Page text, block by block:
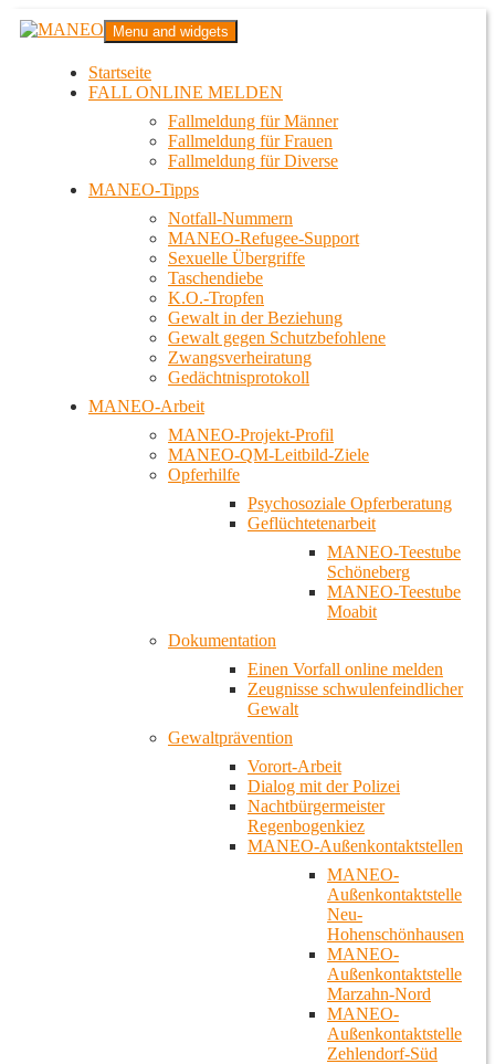
Zum
InhaltMANEO
Das schwule Anti-Gewalt-Projekt in Berlin
Menu and widgets
Startseite
FALL ONLINE MELDEN
Fallmeldung für Männer
Fallmeldung für Frauen
Fallmeldung für Diverse
MANEO-Tipps
Notfall-Nummern
MANEO-Refugee-Support
Sexuelle Übergriffe
Taschendiebe
K.O.-Tropfen
Gewalt in der Beziehung
Gewalt gegen Schutzbefohlene
Zwangsverheiratung
Gedächtnisprotokoll
MANEO-Arbeit
MANEO-Projekt-Profil
MANEO-QM-Leitbild-Ziele
Opferhilfe
Psychosoziale Opferberatung
Geflüchtetenarbeit
MANEO-Teestube
Schöneberg
MANEO-Teestube
Moabit
Dokumentation
Einen Vorfall online melden
Zeugnisse schwulenfeindlicher
Gewalt
Gewaltprävention
Vorort-Arbeit
Dialog mit der Polizei
Nachtbürgermeister
Regenbogenkiez
MANEO-Außenkontaktstellen
MANEO-
Außenkontaktstelle
Neu-
Hohenschönhausen
MANEO-
Außenkontaktstelle
Marzahn-Nord
MANEO-
Außenkontaktstelle
Zehlendorf-Süd